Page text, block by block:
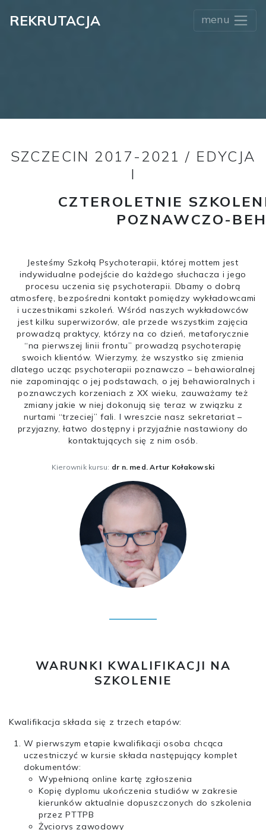
REKRUTACJA menu
SZCZECIN 2017-2021 / EDYCJA
I
CZTEROLETNIE
POZNAWCZO-
Jesteśmy Szkołą Psychoterapii, której mottem jest
indywidualne podejście do każdego słuchacza i jego
procesu uczenia się psychoterapii. Dbamy o dobrą
atmosferę, bezpośredni kontakt pomiędzy wykładowcami
i uczestnikami szkoleń. Wśród naszych wykładowców
jest kilku superwizorów, ale przede wszystkim zajęcia
prowadzą praktycy, którzy na co dzień, metaforycznie
“na pierwszej linii frontu” prowadzą psychoterapię
swoich klientów. Wierzymy, że wszystko się zmienia
dlatego ucząc psychoterapii poznawczo – behawioralnej
nie zapominając o jej podstawach, o jej behawioralnych i
poznawczych korzeniach z XX wieku, zauważamy też
zmiany jakie w niej dokonują się teraz w związku z
nurtami “trzeciej” fali. I wreszcie nasz sekretariat –
przyjazny, łatwo dostępny i przyjaźnie nastawiony do
kontaktujących się z nim osób.
Kierownik kursu: dr n. med. Artur Kołakowski
WARUNKI KWALIFIKACJI NA
SZKOLENIE
Kwalifikacja składa się z trzech etapów:
W pierwszym etapie kwalifikacji osoba chcąca
uczestniczyć w kursie składa następujący komplet
dokumentów:
Wypełnioną online kartę zgłoszenia
Kopię dyplomu ukończenia studiów w zakresie
kierunków aktualnie dopuszczonych do szkolenia
przez PTTPB
Życiorys zawodowy